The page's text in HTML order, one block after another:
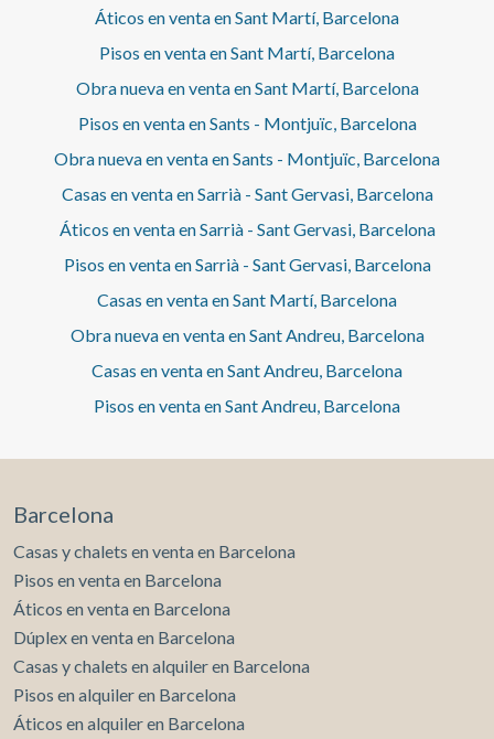
Áticos en venta en Sant Martí, Barcelona
Pisos en venta en Sant Martí, Barcelona
Obra nueva en venta en Sant Martí, Barcelona
Pisos en venta en Sants - Montjuïc, Barcelona
Obra nueva en venta en Sants - Montjuïc, Barcelona
Casas en venta en Sarrià - Sant Gervasi, Barcelona
Áticos en venta en Sarrià - Sant Gervasi, Barcelona
Pisos en venta en Sarrià - Sant Gervasi, Barcelona
Casas en venta en Sant Martí, Barcelona
Obra nueva en venta en Sant Andreu, Barcelona
Casas en venta en Sant Andreu, Barcelona
Pisos en venta en Sant Andreu, Barcelona
Barcelona
Casas y chalets en venta en Barcelona
Pisos en venta en Barcelona
Áticos en venta en Barcelona
Dúplex en venta en Barcelona
Casas y chalets en alquiler en Barcelona
Pisos en alquiler en Barcelona
Áticos en alquiler en Barcelona